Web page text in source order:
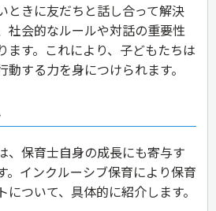
ときに友だちと話し合って解決
社会的なルールや対話の重要性
ます。これにより、子どもたちは
する力を身につけられます。
、保育士自身の成長にも寄与す
。インクルーシブ保育により保育
ついて、具体的に紹介します。